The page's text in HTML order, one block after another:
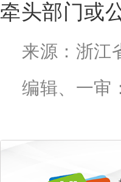
牵头部门或
来源：浙江
编辑、一审